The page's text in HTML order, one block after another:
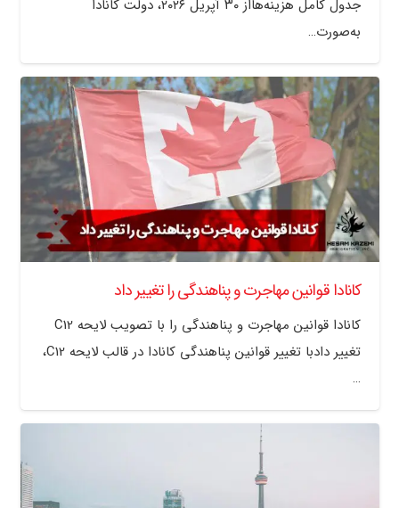
جدول کامل هزینه‌هااز ۳۰ آپریل ۲۰۲۶، دولت کانادا
به‌صورت…
کانادا قوانین مهاجرت و پناهندگی را تغییر داد
کانادا قوانین مهاجرت و پناهندگی را با تصویب لایحه C12
تغییر دادبا تغییر قوانین پناهندگی کانادا در قالب لایحه C12،
…